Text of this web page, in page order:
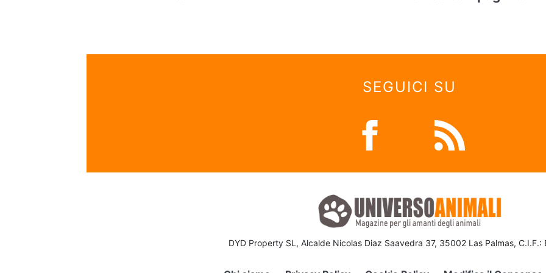
SEGUICI SU
DYD Property SL, Alcalde Nicolas Diaz Saavedra 37, 35002 Las Palmas, C.I.F.: